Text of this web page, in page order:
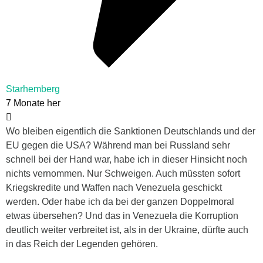
Starhemberg
7 Monate her
Wo bleiben eigentlich die Sanktionen Deutschlands und der
EU gegen die USA? Während man bei Russland sehr
schnell bei der Hand war, habe ich in dieser Hinsicht noch
nichts vernommen. Nur Schweigen. Auch müssten sofort
Kriegskredite und Waffen nach Venezuela geschickt
werden. Oder habe ich da bei der ganzen Doppelmoral
etwas übersehen? Und das in Venezuela die Korruption
deutlich weiter verbreitet ist, als in der Ukraine, dürfte auch
in das Reich der Legenden gehören.